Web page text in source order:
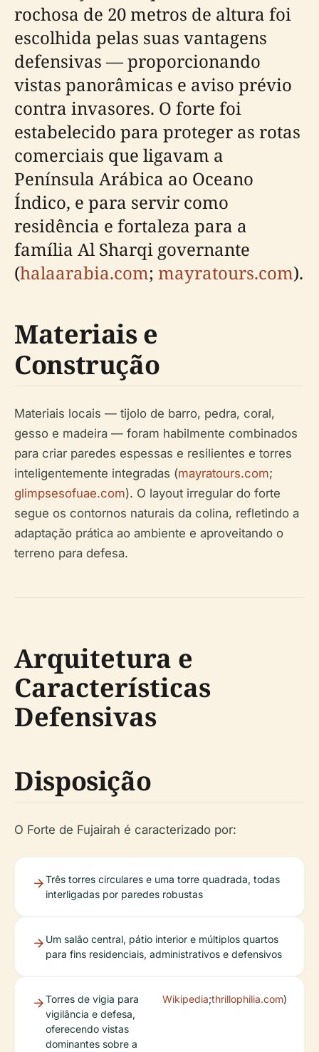
rochosa de 20 metros de altura foi
escolhida pelas suas vantagens
defensivas — proporcionando
vistas panorâmicas e aviso prévio
contra invasores. O forte foi
estabelecido para proteger as rotas
comerciais que ligavam a
Península Arábica ao Oceano
Índico, e para servir como
residência e fortaleza para a
família Al Sharqi governante
(halaarabia.com; mayratours.com).
Materiais e
Construção
Materiais locais — tijolo de barro, pedra, coral,
gesso e madeira — foram habilmente combinados
para criar paredes espessas e resilientes e torres
inteligentemente integradas (mayratours.com;
glimpsesofuae.com). O layout irregular do forte
segue os contornos naturais da colina, refletindo a
adaptação prática ao ambiente e aproveitando o
terreno para defesa.
Arquitetura e
Características
Defensivas
Disposição
O Forte de Fujairah é caracterizado por:
Três torres circulares e uma torre quadrada, todas
interligadas por paredes robustas
Um salão central, pátio interior e múltiplos quartos
para fins residenciais, administrativos e defensivos
Torres de vigia para
vigilância e defesa,
oferecendo vistas
dominantes sobre a
Wikipedia;thrillophilia.com)